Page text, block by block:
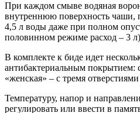
При каждом смыве водяная
внутреннюю поверхность чаши,
4,5 л воды даже при полном
половинном режиме расход – 3
В комплекте к биде идет
антибактериальным покрытием:
«женская» – с тремя
Температуру, напор и
регулировать или ввести в